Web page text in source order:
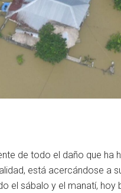
de todo el daño que ha
está acercándose a
el sábalo y el manatí,